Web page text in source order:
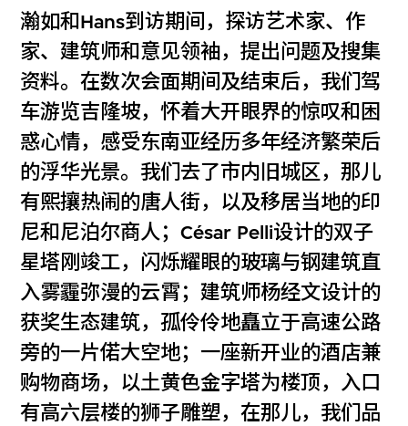
瀚如和Hans到访期间，探访艺术家、作
家、建筑师和意见领袖，提出问题及搜集
资料。在数次会面期间及结束后，我们驾
车游览吉隆坡，怀着大开眼界的惊叹和困
惑心情，感受东南亚经历多年经济繁荣后
的浮华光景。我们去了市内旧城区，那儿
有熙攘热闹的唐人街，以及移居当地的印
尼和尼泊尔商人；César Pelli设计的双子
星塔刚竣工，闪烁耀眼的玻璃与钢建筑直
入雾霾弥漫的云霄；建筑师杨经文设计的
获奖生态建筑，孤伶伶地矗立于高速公路
旁的一片偌大空地；一座新开业的酒店兼
购物商场，以土黄色金字塔为楼顶，入口
有高六层楼的狮子雕塑，在那儿，我们品